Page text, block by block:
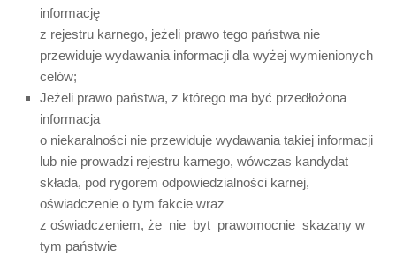
informację
z rejestru karnego, jeżeli prawo tego państwa nie
przewiduje wydawania informacji dla wyżej wymienionych
celów;
Jeżeli prawo państwa, z którego ma być przedłożona
informacja
o niekaralności nie przewiduje wydawania takiej informacji
lub nie prowadzi rejestru karnego, wówczas kandydat
składa, pod rygorem odpowiedzialności karnej,
oświadczenie o tym fakcie wraz
z oświadczeniem, że nie byt prawomocnie skazany w
tym państwie